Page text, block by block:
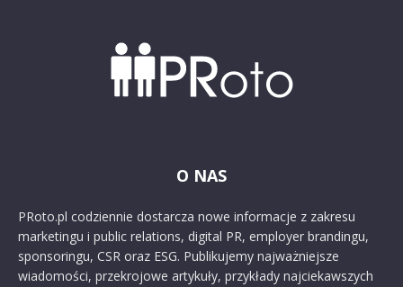
O NAS
PRoto.pl codziennie dostarcza nowe informacje z zakresu
marketingu i public relations, digital PR, employer brandingu,
sponsoringu, CSR oraz ESG. Publikujemy najważniejsze
wiadomości, przekrojowe artykuły, przykłady najciekawszych